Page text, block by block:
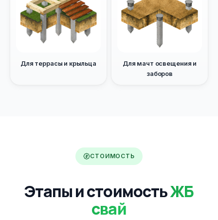
Для террасы и крыльца
Для мачт освещения и
заборов
СТОИМОСТЬ
Этапы и стоимостьЖБ
свай